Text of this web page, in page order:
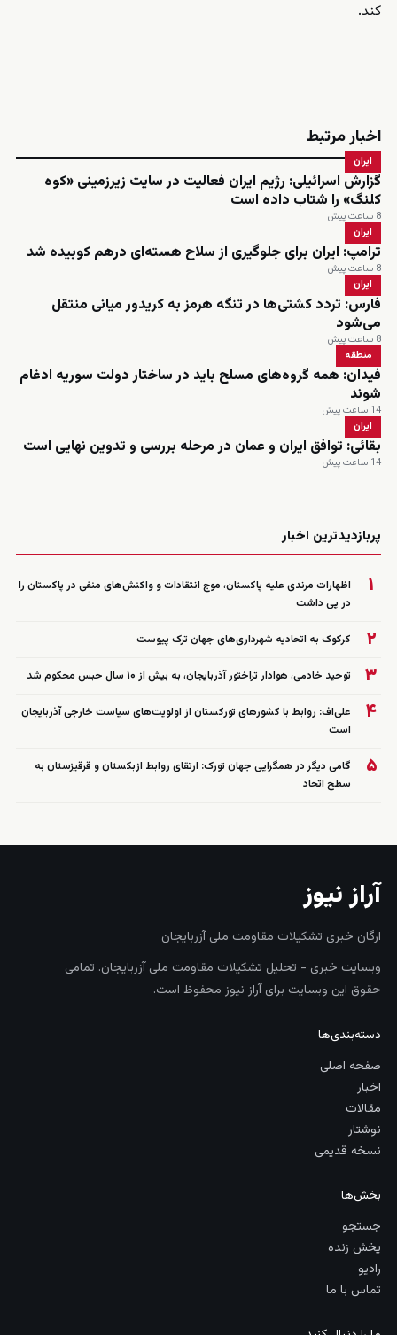
کند.
اخبار مرتبط
ایران
گزارش اسرائیلی: رژیم ایران فعالیت در سایت زیرزمینی «کوه
کلنگ» را شتاب داده است
8 ساعت پیش
ایران
ترامپ: ایران برای جلوگیری از سلاح هسته‌ای درهم کوبیده شد
8 ساعت پیش
ایران
فارس: تردد کشتی‌ها در تنگه هرمز به کریدور میانی منتقل
می‌شود
8 ساعت پیش
منطقه
فیدان: همه گروه‌های مسلح باید در ساختار دولت سوریه ادغام
شوند
14 ساعت پیش
ایران
بقائی: توافق ایران و عمان در مرحله بررسی و تدوین نهایی است
14 ساعت پیش
پربازدیدترین اخبار
۱
اظهارات مرندی علیه پاکستان، موج انتقادات و واکنش‌های منفی در پاکستان را
در پی داشت
۲ کرکوک به اتحادیه شهرداری‌های جهان ترک پیوست
۳ توحید خادمی، هوادار تراختور آذربایجان، به بیش از ۱۰ سال حبس محکوم شد
۴
علی‌اف: روابط با کشورهای تورکستان از اولویت‌های سیاست خارجی آذربایجان
است
۵
گامی دیگر در همگرایی جهان تورک: ارتقای روابط ازبکستان و قرقیزستان به
سطح اتحاد
آراز نیوز
ارگان خبری تشکیلات مقاومت ملی آزربایجان
وبسایت خبری - تحلیل تشکیلات مقاومت ملی آزربایجان. تمامی
حقوق این وبسایت برای آراز نیوز محفوظ است.
دسته‌بندی‌ها
صفحه اصلی
اخبار
مقالات
نوشتار
نسخه قدیمی
بخش‌ها
جستجو
پخش زنده
رادیو
تماس با ما